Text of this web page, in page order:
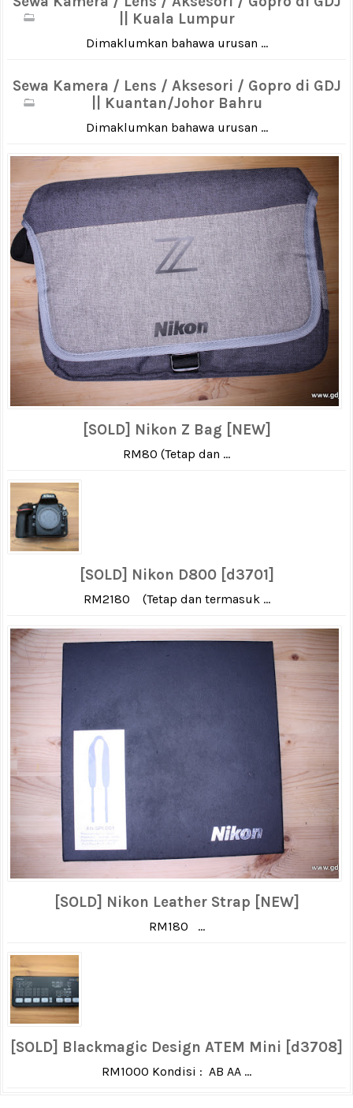
|| Kuala Lumpur
Dimaklumkan bahawa urusan ...
Sewa Kamera / Lens / Aksesori / Gopro di GDJ
|| Kuantan/Johor Bahru
Dimaklumkan bahawa urusan ...
[SOLD] Nikon Z Bag [NEW]
RM80 (Tetap dan ...
[SOLD] Nikon D800 [d3701]
RM2180 (Tetap dan termasuk ...
[SOLD] Nikon Leather Strap [NEW]
RM180 ...
[SOLD] Blackmagic Design ATEM Mini [d3708]
RM1000 Kondisi : AB AA ...